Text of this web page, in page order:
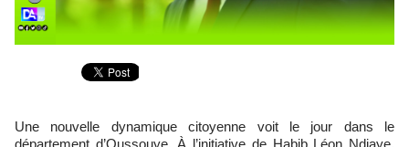
Une nouvelle dynamique citoyenne voit le jour dans le
département d’Oussouye. À l’initiative de Habib Léon Ndiaye,